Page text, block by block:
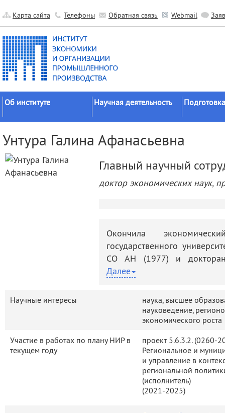
Карта сайта Телефоны Обратная связь Webmail
Об институте
Официальные документы
История
Руководство
Научная деятельность
исследований
Прикладные разработки
Гранты
Мероприятия
Публикации
советы
Унтура Галина Афанасьевна
Главный научный
доктор экономических наук,
Окончила
государственного
СО АН (1977) и
экономических наук
Работает в НГУ с 1975 г.
на кафедре
проводит
экономической
систем (на базе ПК
Специалист в области
регионе,
государственно –
Далее
Научные интересы
наука, высшее
науковедение,
экономического роста
Участие в работах по плану НИР в
текущем году
проект 5.6.3.2. (0260-
Региональное и
и управление в
региональной
(исполнитель)
(2021-2025)